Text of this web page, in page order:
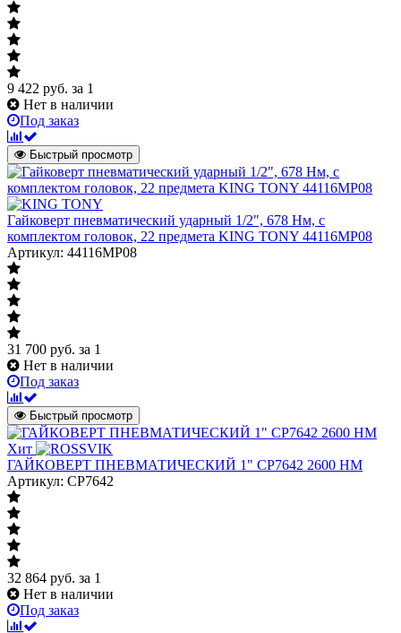
9 422 руб. за 1
Нет в наличии
Под заказ
Быстрый просмотр
Гайковерт пневматический ударный 1/2", 678 Нм, с
комплектом головок, 22 предмета KING TONY 44116MP08
Артикул: 44116MP08
31 700 руб. за 1
Нет в наличии
Под заказ
Быстрый просмотр
Хит
ГАЙКОВЕРТ ПНЕВМАТИЧЕСКИЙ 1" CP7642 2600 НМ
Артикул: CP7642
32 864 руб. за 1
Нет в наличии
Под заказ